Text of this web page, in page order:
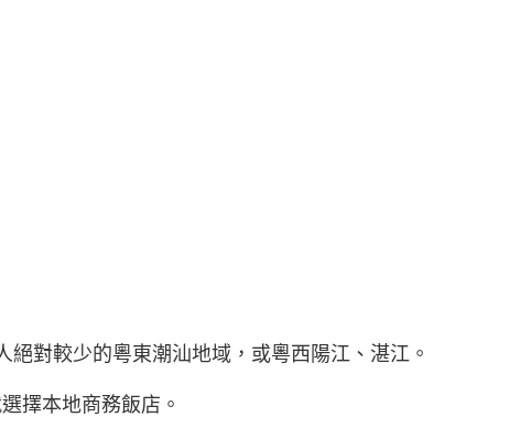
對較少的粵東潮汕地域，或粵西陽江、湛江。
擇本地商務飯店。